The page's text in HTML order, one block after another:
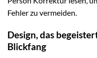
Fehler zu vermeiden.
Design, das
Blickfang